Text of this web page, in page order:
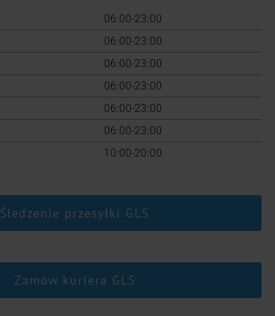
06:00-23:00
06:00-23:00
06:00-23:00
06:00-23:00
06:00-23:00
06:00-23:00
10:00-20:00
Śledzenie przesyłki GLS
Zamów kuriera GLS